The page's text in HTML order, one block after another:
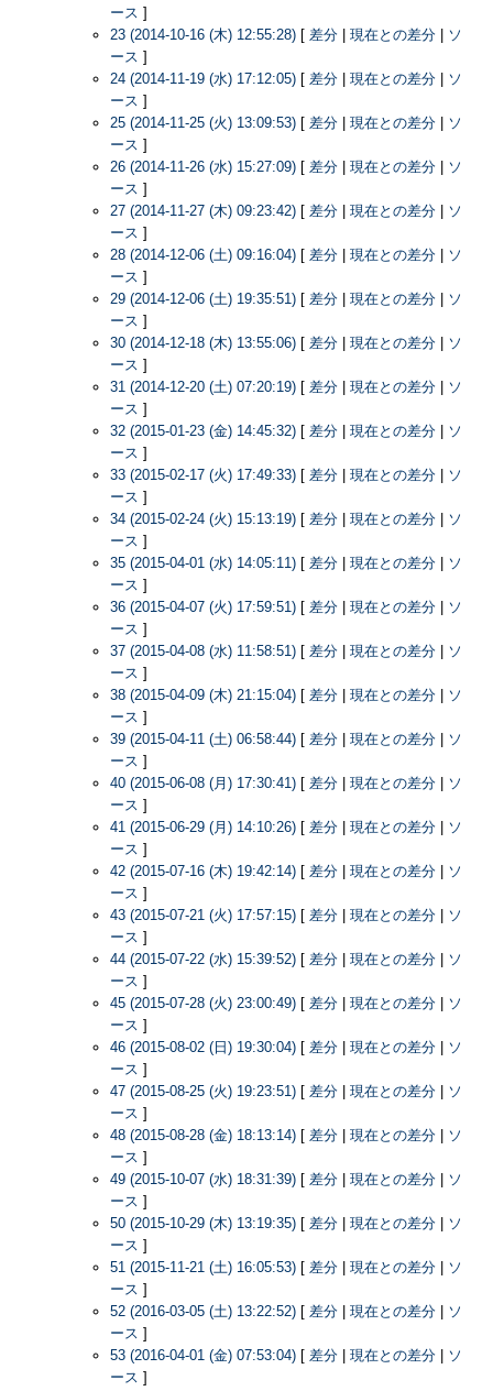
ース ]
23 (2014-10-16 (木) 12:55:28) [ 差分 現在との差分
ソ
ース ]
24 (2014-11-19 (水) 17:12:05) [ 差分 現在との差分
ソ
ース ]
25 (2014-11-25 (火) 13:09:53) [ 差分 現在との差分
ソ
ース ]
26 (2014-11-26 (水) 15:27:09) [ 差分 現在との差分
ソ
ース ]
27 (2014-11-27 (木) 09:23:42) [ 差分 現在との差分
ソ
ース ]
28 (2014-12-06 (土) 09:16:04) [ 差分 現在との差分
ソ
ース ]
29 (2014-12-06 (土) 19:35:51) [ 差分 現在との差分
ソ
ース ]
30 (2014-12-18 (木) 13:55:06) [ 差分 現在との差分
ソ
ース ]
31 (2014-12-20 (土) 07:20:19) [ 差分 現在との差分
ソ
ース ]
32 (2015-01-23 (金) 14:45:32) [ 差分 現在との差分
ソ
ース ]
33 (2015-02-17 (火) 17:49:33) [ 差分 現在との差分
ソ
ース ]
34 (2015-02-24 (火) 15:13:19) [ 差分 現在との差分
ソ
ース ]
35 (2015-04-01 (水) 14:05:11) [ 差分 現在との差分
ソ
ース ]
36 (2015-04-07 (火) 17:59:51) [ 差分 現在との差分
ソ
ース ]
37 (2015-04-08 (水) 11:58:51) [ 差分 現在との差分
ソ
ース ]
38 (2015-04-09 (木) 21:15:04) [ 差分 現在との差分
ソ
ース ]
39 (2015-04-11 (土) 06:58:44) [ 差分 現在との差分
ソ
ース ]
40 (2015-06-08 (月) 17:30:41) [ 差分 現在との差分
ソ
ース ]
41 (2015-06-29 (月) 14:10:26) [ 差分 現在との差分
ソ
ース ]
42 (2015-07-16 (木) 19:42:14) [ 差分 現在との差分
ソ
ース ]
43 (2015-07-21 (火) 17:57:15) [ 差分 現在との差分
ソ
ース ]
44 (2015-07-22 (水) 15:39:52) [ 差分 現在との差分
ソ
ース ]
45 (2015-07-28 (火) 23:00:49) [ 差分 現在との差分
ソ
ース ]
46 (2015-08-02 (日) 19:30:04) [ 差分 現在との差分
ソ
ース ]
47 (2015-08-25 (火) 19:23:51) [ 差分 現在との差分
ソ
ース ]
48 (2015-08-28 (金) 18:13:14) [ 差分 現在との差分
ソ
ース ]
49 (2015-10-07 (水) 18:31:39) [ 差分 現在との差分
ソ
ース ]
50 (2015-10-29 (木) 13:19:35) [ 差分 現在との差分
ソ
ース ]
51 (2015-11-21 (土) 16:05:53) [ 差分 現在との差分
ソ
ース ]
52 (2016-03-05 (土) 13:22:52) [ 差分 現在との差分
ソ
ース ]
53 (2016-04-01 (金) 07:53:04) [ 差分 現在との差分
ソ
ース ]